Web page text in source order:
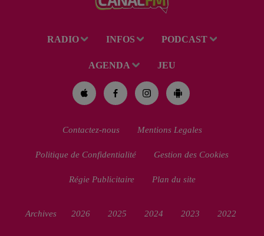
RADIO INFOS PODCAST
AGENDA JEU
Contactez-nous Mentions Legales
Politique de Confidentialité Gestion des Cookies
Régie Publicitaire Plan du site
Archives 2026 2025 2024 2023 2022